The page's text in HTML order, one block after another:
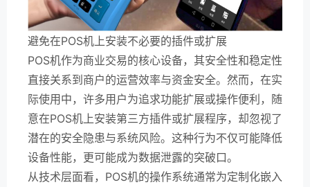
避免在POS机上安装不必要的插件或扩展
POS机作为商业交易的核心设备，其安全性和稳定性
直接关系到商户的运营效率与资金安全。然而，在实
际使用中，许多用户为追求功能扩展或操作便利，随
意在POS机上安装第三方插件或扩展程序，却忽视了
潜在的安全隐患与系统风险。这种行为不仅可能降低
设备性能，更可能成为数据泄露的突破口。
从技术层面看，POS机的操作系统通常为定制化嵌入